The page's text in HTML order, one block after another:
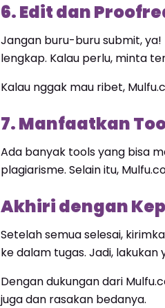
6. Edit dan
Jangan buru-buru submit,
lengkap. Kalau perlu, minta
Kalau nggak mau ribet,
7. Manfaatkan
Ada banyak tools yang bisa
plagiarisme. Selain itu,
Akhiri dengan
Setelah semua selesai,
ke dalam tugas. Jadi,
Dengan dukungan dari
juga dan rasakan bedanya.